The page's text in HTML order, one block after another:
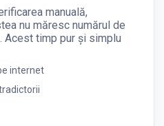
manuală,
nu măresc numărul de
Acest timp pur și simplu
internet